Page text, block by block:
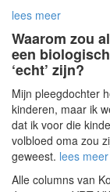
lees meer
Waarom zou
een
‘echt’ zijn?
Mijn pleegdochter
kinderen, maar ik
dat ik voor die
volbloed oma zou
geweest. lees meer
Alle columns van